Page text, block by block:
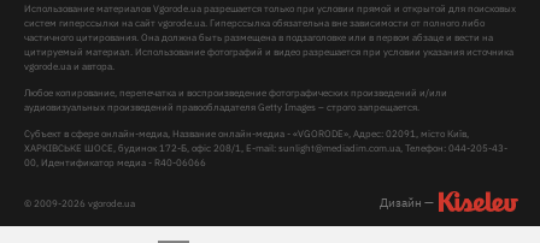
© 2009-2026 vgorode.ua
Использование материалов Vgorode.ua разрешается только при условии прямой и открытой для поисковых
систем гиперссылки на сайт vgorode.ua. Гиперссылка обязательна вне зависимости от полного либо
частичного цитирования. Она должна быть размещена в подзаголовке или в первом абзаце и вести на
цитируемый материал. Использование фотографий и видео разрешается при условии указания источника
vgorode.ua и автора.
Любое копирование, перепечатка и воспроизведение фотографических произведений и/или
аудиовизуальных произведений правообладателя Getty Images – строго запрещается.
Субъект в сфере онлайн-медиа, Название онлайн-медиа - «VGORODE», Адрес: 02091, місто Київ,
ХАРКІВСЬКЕ ШОСЕ, будинок 172-Б, офіс 208/1, E-mail:sunlight@mediadim.com.ua, Телефон: 044-205-43-
00, Идентификатор медиа - R40-06066
Дизайн —